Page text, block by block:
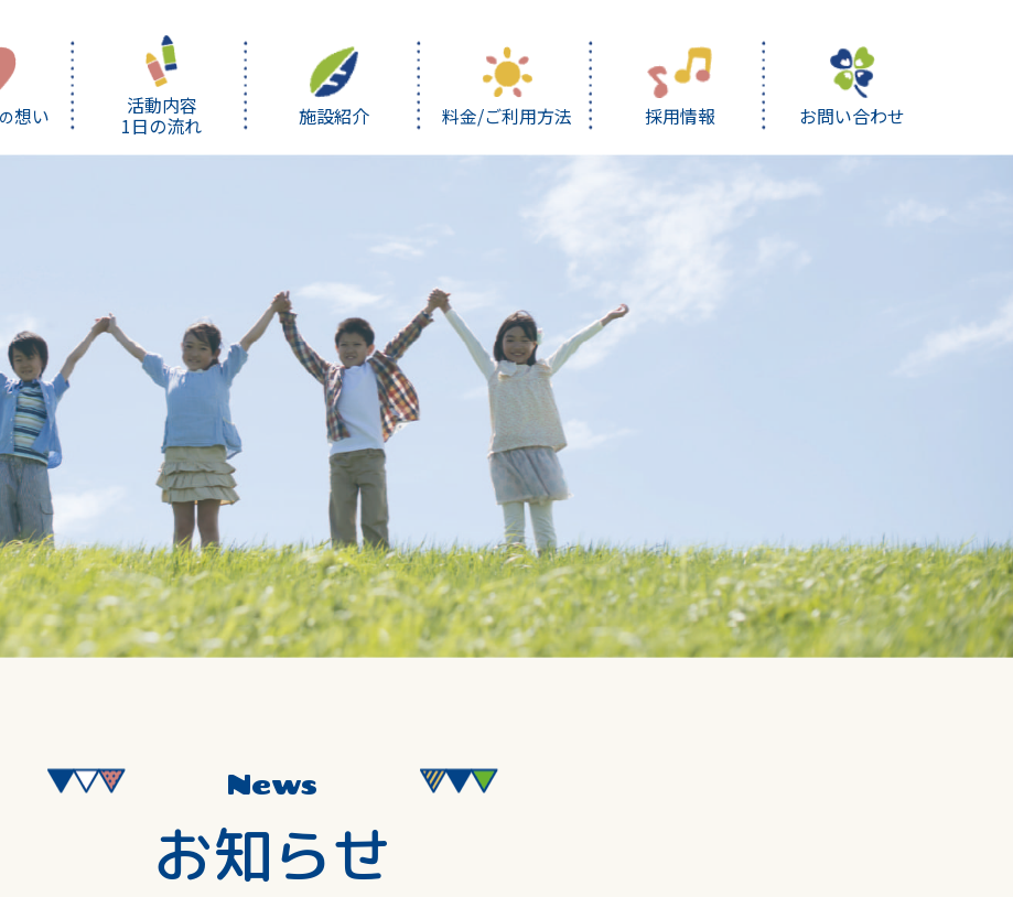
の想い 活動内容
1日の流れ 施設紹介 料金/ご利用方法 採用情報 お問い合わせ
News
お知らせ